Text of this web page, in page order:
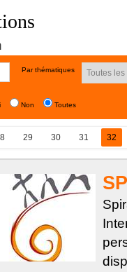
Par thématiques
Non Toutes
29 30 31 32